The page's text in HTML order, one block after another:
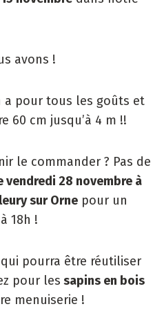
avons !
a pour tous les goûts et
60 cm jusqu’à 4 m !!
le commander ? Pas de
vendredi 28 novembre à
sur Orne pour un
18h !
pourra être réutiliser
pour les sapins en bois
menuiserie !